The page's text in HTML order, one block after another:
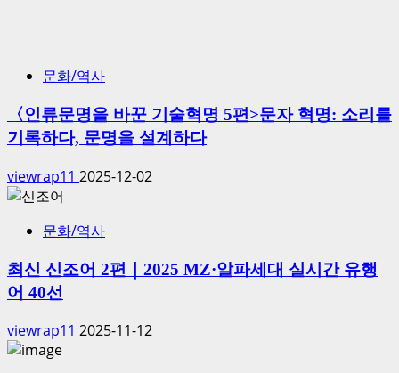
문화/역사
〈인류문명을 바꾼 기술혁명 5편>문자 혁명: 소리를
기록하다, 문명을 설계하다
viewrap11 2025-12-02
문화/역사
최신 신조어 2편｜2025 MZ·알파세대 실시간 유행
어 40선
viewrap11 2025-11-12